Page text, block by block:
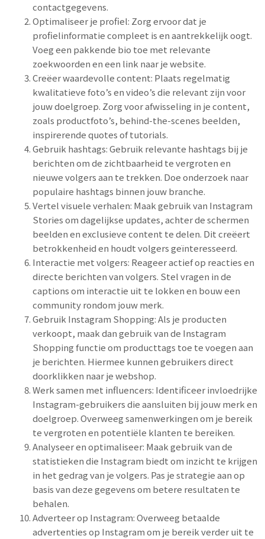
contactgegevens.
Optimaliseer je profiel: Zorg ervoor dat je
profielinformatie compleet is en aantrekkelijk oogt.
Voeg een pakkende bio toe met relevante
zoekwoorden en een link naar je website.
Creëer waardevolle content: Plaats regelmatig
kwalitatieve foto’s en video’s die relevant zijn voor
jouw doelgroep. Zorg voor afwisseling in je content,
zoals productfoto’s, behind-the-scenes beelden,
inspirerende quotes of tutorials.
Gebruik hashtags: Gebruik relevante hashtags bij je
berichten om de zichtbaarheid te vergroten en
nieuwe volgers aan te trekken. Doe onderzoek naar
populaire hashtags binnen jouw branche.
Vertel visuele verhalen: Maak gebruik van Instagram
Stories om dagelijkse updates, achter de schermen
beelden en exclusieve content te delen. Dit creëert
betrokkenheid en houdt volgers geïnteresseerd.
Interactie met volgers: Reageer actief op reacties en
directe berichten van volgers. Stel vragen in de
captions om interactie uit te lokken en bouw een
community rondom jouw merk.
Gebruik Instagram Shopping: Als je producten
verkoopt, maak dan gebruik van de Instagram
Shopping functie om producttags toe te voegen aan
je berichten. Hiermee kunnen gebruikers direct
doorklikken naar je webshop.
Werk samen met influencers: Identificeer invloedrijke
Instagram-gebruikers die aansluiten bij jouw merk en
doelgroep. Overweeg samenwerkingen om je bereik
te vergroten en potentiële klanten te bereiken.
Analyseer en optimaliseer: Maak gebruik van de
statistieken die Instagram biedt om inzicht te krijgen
in het gedrag van je volgers. Pas je strategie aan op
basis van deze gegevens om betere resultaten te
behalen.
Adverteer op Instagram: Overweeg betaalde
advertenties op Instagram om je bereik verder uit te